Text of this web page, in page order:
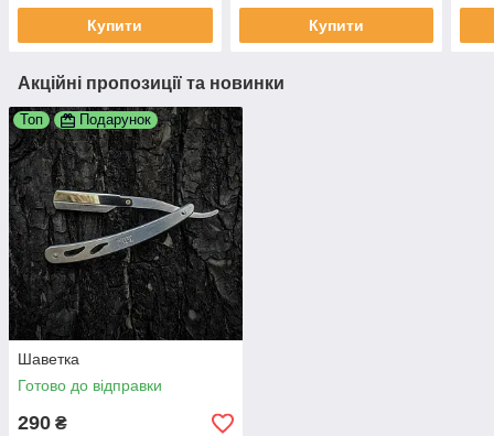
Купити Купити
Акційні пропозиції та новинки
Топ Подарунок
Шаветка
Готово до відправки
290 ₴